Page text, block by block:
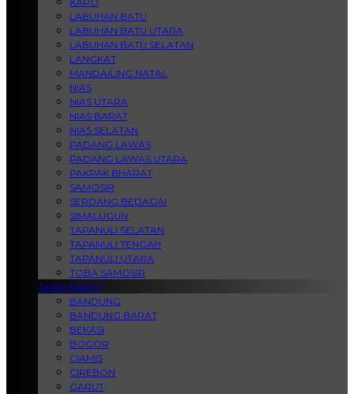
LABUHAN BATU
LABUHAN BATU UTARA
LABUHAN BATU SELATAN
LANGKAT
MANDAILING NATAL
NIAS
NIAS UTARA
NIAS BARAT
NIAS SELATAN
PADANG LAWAS
PADANG LAWAS UTARA
PAKPAK BHARAT
SAMOSIR
SERDANG BEDAGAI
SIMALUGUN
TAPANULI SELATAN
TAPANULI TENGAH
TAPANULI UTARA
TOBA SAMOSIR
JAWA BARAT
BANDUNG
BANDUNG BARAT
BEKASI
BOGOR
CIAMIS
CIREBON
GARUT